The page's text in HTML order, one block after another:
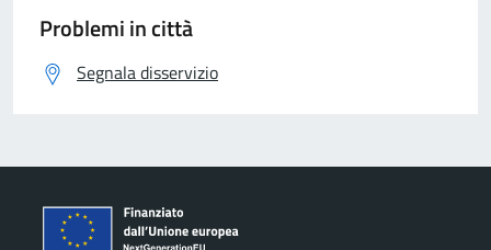
Problemi in città
Segnala disservizio